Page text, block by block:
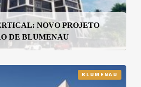
NOVO PROJETO
DE BLUMENAU
BLUMENAU